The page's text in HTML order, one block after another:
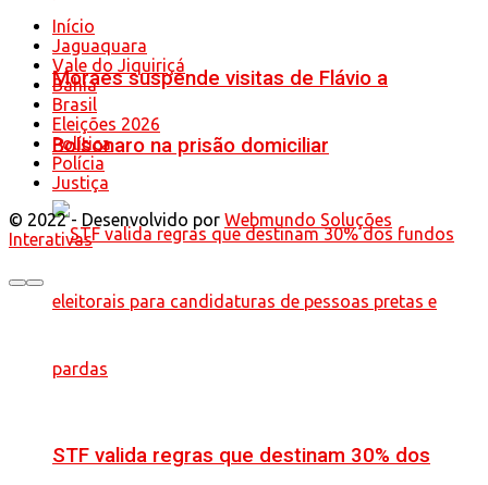
Moraes suspende visitas de Flávio a
Bolsonaro na prisão domiciliar
STF valida regras que destinam 30% dos
Início
Jaguaquara
Vale do Jiquiriçá
Bahia
Brasil
Eleições 2026
Política
Polícia
Justiça
© 2022 - Desenvolvido por Webmundo Soluções
Interativas